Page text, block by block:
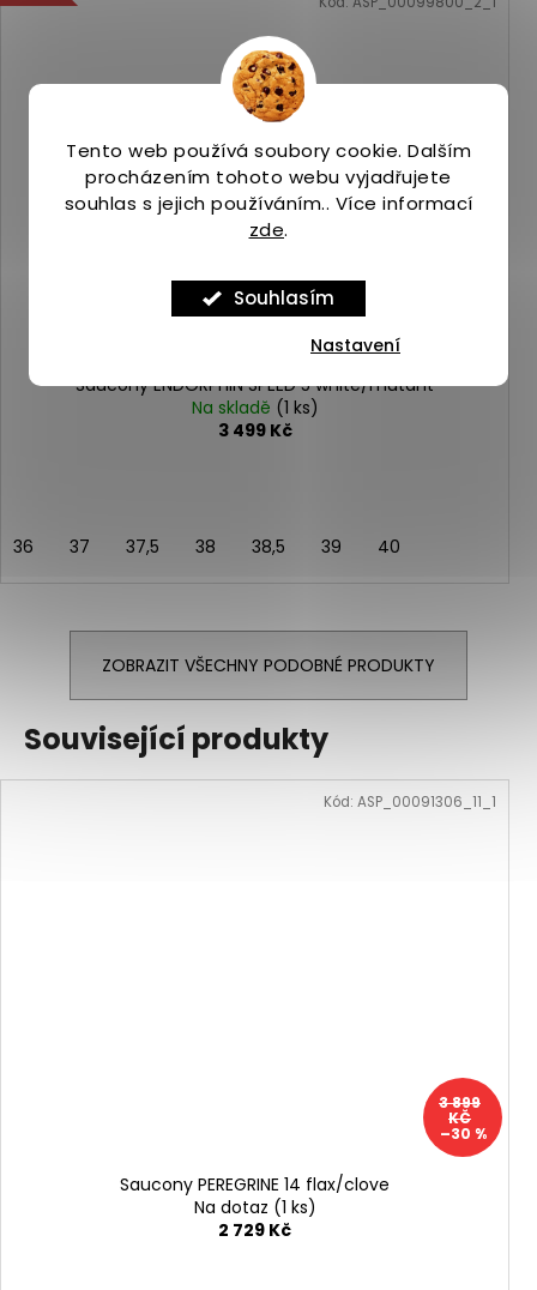
Tento web používá soubory cookie. Dalším
procházením tohoto webu vyjadřujete
souhlas s jejich používáním.. Více informací
zde.
Souhlasím
Nastavení
Saucony ENDORPHIN SPEED 5 white/mutant
Na skladě (1 ks)
3 499 Kč
36 37 37,5 38 38,5 39 40
ZOBRAZIT VŠECHNY PODOBNÉ PRODUKTY
Související produkty
3 899
KČ
–30 %
Saucony PEREGRINE 14 flax/clove
Na dotaz (1 ks)
2 729 Kč
Kód: ASP_00091306_11_1